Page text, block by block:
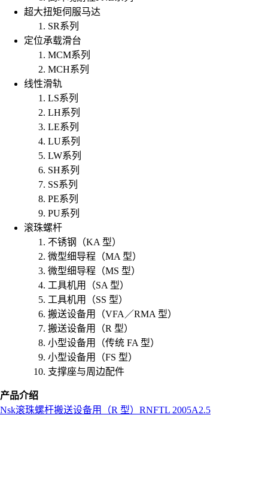
超大扭矩伺服马达
SR系列
定位承载滑台
MCM系列
MCH系列
线性滑轨
LS系列
LH系列
LE系列
LU系列
LW系列
SH系列
SS系列
PE系列
PU系列
滚珠螺杆
不锈钢（KA 型）
微型细导程（MA 型）
微型细导程（MS 型）
工具机用（SA 型）
工具机用（SS 型）
搬送设备用（VFA／RMA 型）
搬送设备用（R 型）
小型设备用（传统 FA 型）
小型设备用（FS 型）
支撑座与周边配件
产品介绍
Nsk滚珠螺杆搬送设备用（R 型） RNFTL 2005A2.5